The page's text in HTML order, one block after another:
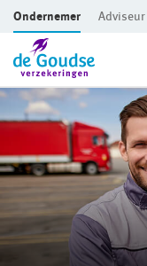
Ga direct naar de
Ondernemer Adviseur
Verzekeringen
Voor je bedrijf